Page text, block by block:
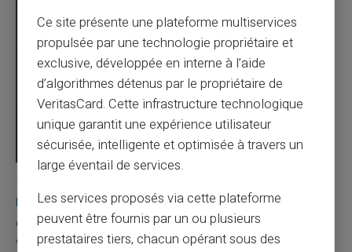
Une carte bancaire gratuite sans compte, ça
existe ?
Vous avez tapé cette recherche parce que votre banque vous
Ce site présente une plateforme multiservices
propulsée par une technologie propriétaire et
exclusive, développée en interne à l’aide
d’algorithmes détenus par le propriétaire de
VeritasCard. Cette infrastructure technologique
unique garantit une expérience utilisateur
sécurisée, intelligente et optimisée à travers un
large éventail de services.
Les services proposés via cette plateforme
peuvent être fournis par un ou plusieurs
prestataires tiers, chacun opérant sous des